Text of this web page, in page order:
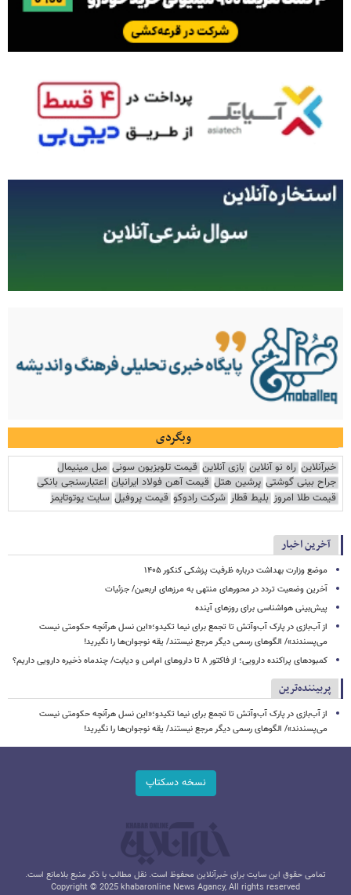
وبگردی
خبرآنلاین راه نو آنلاین بازی آنلاین قیمت تلویزیون سونی مبل مینیمال
جراح بینی گوشتی پرشین هتل قیمت آهن فولاد ایرانیان اعتبارسنجی بانکی
قیمت طلا امروز بلیط قطار شرکت رادوکو قیمت پروفیل سایت یوتوتایمز
آخرین اخبار
موضع وزارت بهداشت درباره ظرفیت پزشکی کنکور ۱۴۰۵
آخرین وضعیت تردد در محورهای منتهی به مرزهای اربعین/ جزئیات
پیش‌بینی هواشناسی برای روزهای آینده
از آب‌بازی در پارک آب‌وآتش تا تجمع برای نیما تکیدو؛«این نسل هرآنچه حکومتی نیست
می‌پسندند»/ الگوهای رسمی دیگر مرجع نیستند/ یقه نوجوان‌ها را نگیرید!
کمبودهای پراکنده دارویی؛ از فاکتور ۸ تا داروهای ام‌اس و دیابت/ چندماه ذخیره دارویی داریم؟
پربیننده‌ترین
از آب‌بازی در پارک آب‌وآتش تا تجمع برای نیما تکیدو؛«این نسل هرآنچه حکومتی نیست
می‌پسندند»/ الگوهای رسمی دیگر مرجع نیستند/ یقه نوجوان‌ها را نگیرید!
نسخه دسکتاپ
تمامی حقوق این سایت برای خبرآنلاین محفوظ است. نقل مطالب با ذکر منبع بلامانع است.
Copyright © 2025 khabaronline News Agancy, All rights reserved